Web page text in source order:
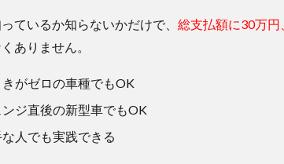
ているか知らないかだけで、 総支払額に30万円
ありません。
きがゼロの車種でもOK
ジ直後の新型車でもOK
人でも実践できる